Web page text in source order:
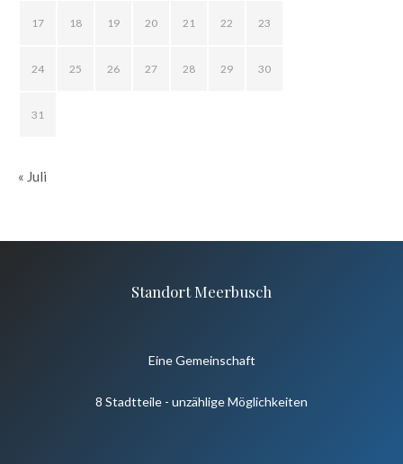
17 18 19 20 21 22 23
24 25 26 27 28 29 30
31
« Juli
Standort Meerbusch
Eine Gemeinschaft
8 Stadtteile - unzählige Möglichkeiten